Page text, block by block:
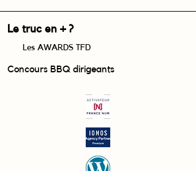
Le truc en + ?
Les AWARDS TFD
Concours BBQ dirigeants